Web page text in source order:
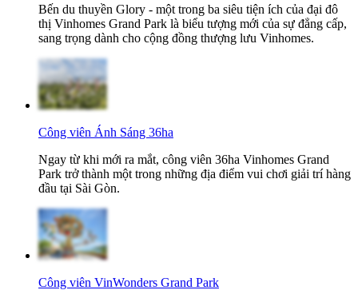
Bến du thuyền Glory - một trong ba siêu tiện ích của đại đô
thị Vinhomes Grand Park là biểu tượng mới của sự đẳng cấp,
sang trọng dành cho cộng đồng thượng lưu Vinhomes.
Công viên Ánh Sáng 36ha
Ngay từ khi mới ra mắt, công viên 36ha Vinhomes Grand
Park trở thành một trong những địa điểm vui chơi giải trí hàng
đầu tại Sài Gòn.
Công viên VinWonders Grand Park